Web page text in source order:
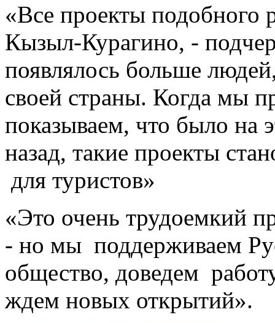
«Все проекты подобного
Кызыл-Курагино, -
появлялось больше
своей страны. Когда мы
показываем, что было на
назад, такие проекты
для туристов»
«Это очень трудоемкий
- но мы поддерживаем
общество, доведем
ждем новых открытий».